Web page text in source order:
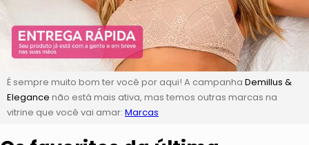
É sempre muito bom ter você por aqui! A campanha Demillus &
Elegance não está mais ativa, mas temos outras marcas na
vitrine que você vai amar: Marcas